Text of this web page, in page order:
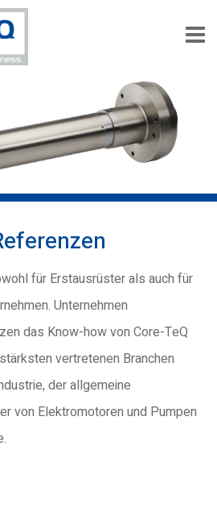
für Erstausrüster als auch für
Unternehmen
das Know-how von Core-TeQ
vertretenen Branchen
der allgemeine
von Elektromotoren und Pumpen